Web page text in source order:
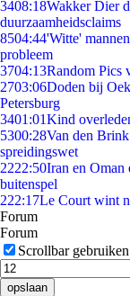
3408:18Wakker Dier
duurzaamheidsclaims
8504:44'Witte'
probleem
3704:13Random Pics
2703:06Doden bij
Petersburg
3401:01Kind
5300:28Van den
spreidingswet
2222:50Iran en Oman
buitenspel
222:17Le Court wint
Forum
Forum
Scrollbar gebruiken
opslaan